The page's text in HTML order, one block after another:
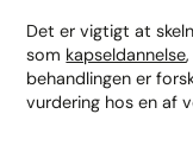
Det er vigtigt at
som kapseldannelse
behandlingen er
vurdering hos en af